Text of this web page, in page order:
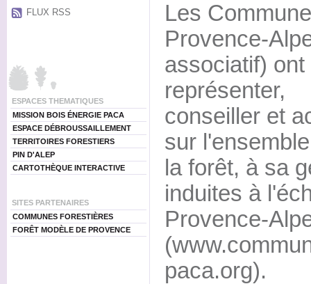
FLUX RSS
ESPACES THEMATIQUES
MISSION BOIS ÉNERGIE PACA
ESPACE DÉBROUSSAILLEMENT
TERRITOIRES FORESTIERS
PIN D'ALEP
CARTOTHÈQUE INTERACTIVE
SITES PARTENAIRES
COMMUNES FORESTIÈRES
FORÊT MODÈLE DE PROVENCE
Les
Provence-
associatif)
représenter,
conseiller et
sur
la forêt, à sa
induites à
Provence-
paca.org).